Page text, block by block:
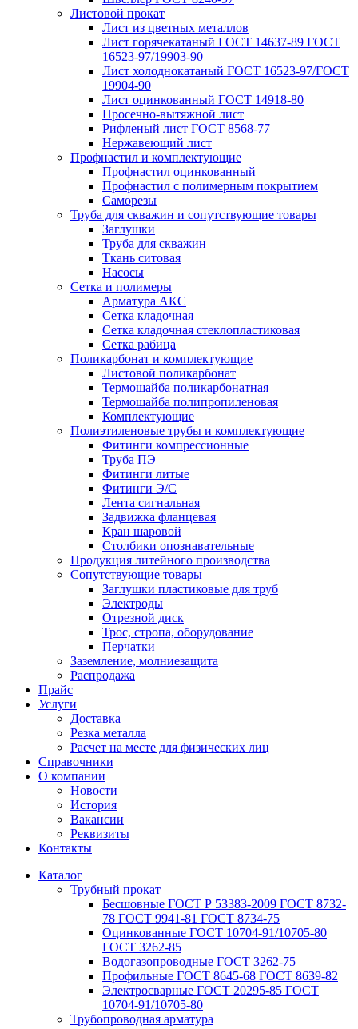
Листовой прокат
Лист из цветных металлов
Лист горячекатаный ГОСТ 14637-89 ГОСТ
16523-97/19903-90
Лист холоднокатаный ГОСТ 16523-97/ГОСТ
19904-90
Лист оцинкованный ГОСТ 14918-80
Просечно-вытяжной лист
Рифленый лист ГОСТ 8568-77
Нержавеющий лист
Профнастил и комплектующие
Профнастил оцинкованный
Профнастил с полимерным покрытием
Саморезы
Труба для скважин и сопутствующие товары
Заглушки
Труба для скважин
Ткань ситовая
Насосы
Сетка и полимеры
Арматура АКС
Сетка кладочная
Сетка кладочная стеклопластиковая
Сетка рабица
Поликарбонат и комплектующие
Листовой поликарбонат
Термошайба поликарбонатная
Термошайба полипропиленовая
Комплектующие
Полиэтиленовые трубы и комплектующие
Фитинги компрессионные
Труба ПЭ
Фитинги литые
Фитинги Э/С
Лента сигнальная
Задвижка фланцевая
Кран шаровой
Столбики опознавательные
Продукция литейного производства
Сопутствующие товары
Заглушки пластиковые для труб
Электроды
Отрезной диск
Трос, стропа, оборудование
Перчатки
Заземление, молниезащита
Распродажа
Прайс
Услуги
Доставка
Резка металла
Расчет на месте для физических лиц
Справочники
О компании
Новости
История
Вакансии
Реквизиты
Контакты
Каталог
Трубный прокат
Беcшовные ГОСТ Р 53383-2009 ГОСТ 8732-
78 ГОСТ 9941-81 ГОСТ 8734-75
Оцинкованные ГОСТ 10704-91/10705-80
ГОСТ 3262-85
Водогазопроводные ГОСТ 3262-75
Профильные ГОСТ 8645-68 ГОСТ 8639-82
Электросварные ГОСТ 20295-85 ГОСТ
10704-91/10705-80
Трубопроводная арматура